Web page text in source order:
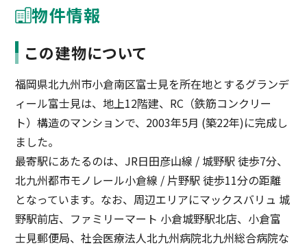
物件情報
この建物について
福岡県北九州市小倉南区富士見を所在地とするグランデ
ィール富士見は、地上12階建、RC（鉄筋コンクリー
ト）構造のマンションで、2003年5月 (築22年)に完成し
ました。
最寄駅にあたるのは、JR日田彦山線 / 城野駅 徒歩7分、
北九州都市モノレール小倉線 / 片野駅 徒歩11分の距離
となっています。なお、周辺エリアにマックスバリュ 城
野駅前店、ファミリーマート 小倉城野駅北店、小倉富
士見郵便局、社会医療法人北九州病院北九州総合病院な